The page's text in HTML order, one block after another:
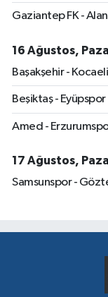
Gaziantep FK -
16 Ağustos,
Başakşehir -
Beşiktaş - Eyüpspor
Amed -
17 Ağustos,
Samsunspor -